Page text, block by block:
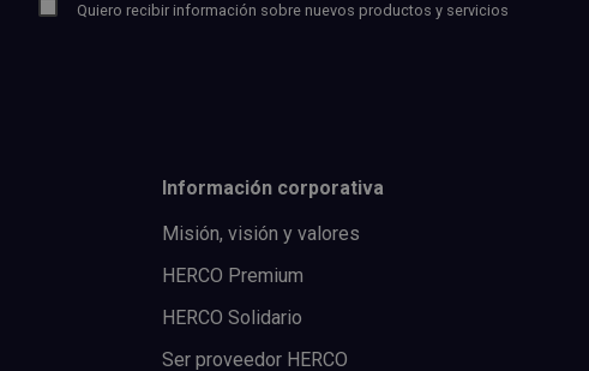
Quiero recibir información sobre nuevos productos y servicios
Información corporativa
Misión, visión y valores
HERCO Premium
HERCO Solidario
Ser proveedor HERCO